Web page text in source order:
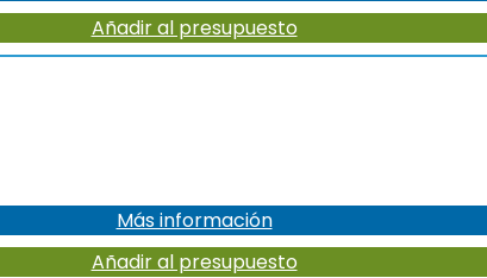
Añadir al presupuesto
Más información
Añadir al presupuesto